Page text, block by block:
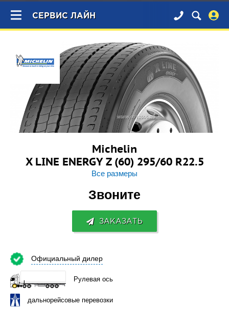
×
СЕРВИС ЛАЙН
Michelin
X LINE ENERGY Z (60) 295/60 R22.5
Все размеры
Звоните
ЗАКАЗАТЬ
Официальный дилер
Рулевая ось
дальнорейсовые перевозки